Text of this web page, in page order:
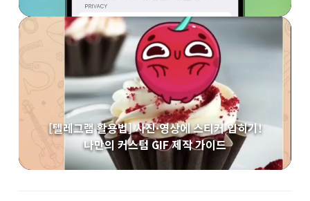
[텔레그램 활용법] 사진·영상에 스티커 입히기!
나만의 커스텀 GIF 제작 가이드